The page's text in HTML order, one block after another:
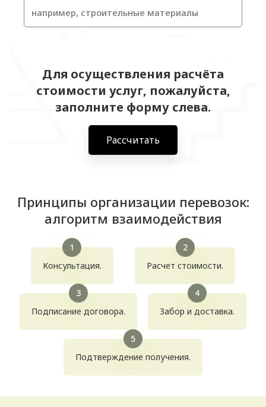
Для осуществления расчёта
стоимости услуг, пожалуйста,
заполните форму слева.
Рассчитать
Принципы организации перевозок:
алгоритм взаимодействия
Консультация. Расчет стоимости.
Подписание договора. Забор и доставка.
Подтверждение получения.